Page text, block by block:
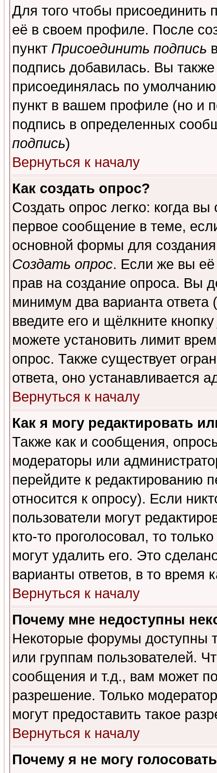
Для того чтобы присоединить
её в своем профиле. После
пункт Присоединить подпись
подпись добавилась. Вы
присоединялась по
пункт в вашем профиле (но и
подпись в определенных
подпись)
Вернуться к началу
Как создать опрос?
Создать опрос легко: когда
первое сообщение в теме,
основной формы для
Создать опрос. Если же вы её
прав на создание опроса. Вы
минимум два варианта ответа
введите его и щёлкните
можете установить лимит
опрос. Также существует
ответа, оно устанавливается
Вернуться к началу
Как я могу редактировать
Также как и сообщения,
модераторы или
перейдите к редактированию
относится к опросу). Если
пользователи могут
кто-то проголосовал, то
могут удалить его. Это
варианты ответов, в то время
Вернуться к началу
Почему мне недоступны
Некоторые форумы доступны
или группам пользователей.
сообщения и т.д., вам может
разрешение. Только
могут предоставить такое
Вернуться к началу
Почему я не могу